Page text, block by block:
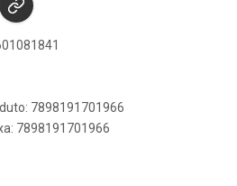
7898191701966
7898191701966